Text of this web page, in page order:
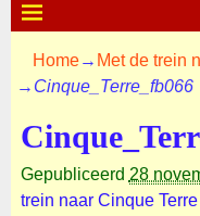
Home→ Met de trein
→ Cinque_Terre_fb066
Gepubliceerd 28
trein naar Cinque Terre